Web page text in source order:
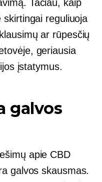
Tačiau, kaip
reguliuoja
ar rūpesčių
geriausia
įstatymus.
galvos
apie CBD
galvos skausmas.